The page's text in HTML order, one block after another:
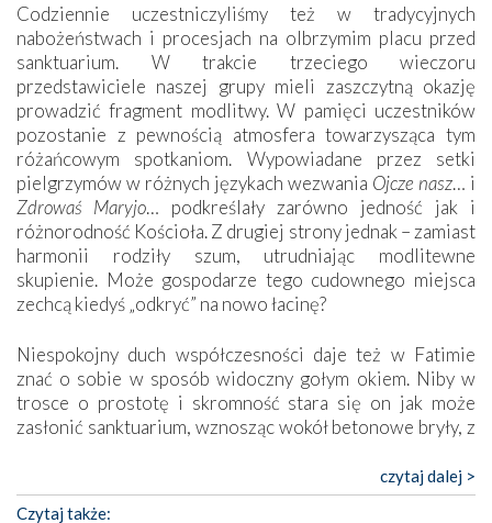
Codziennie uczestniczyliśmy też w tradycyjnych
nabożeństwach i procesjach na olbrzymim placu przed
sanktuarium. W trakcie trzeciego wieczoru
przedstawiciele naszej grupy mieli zaszczytną okazję
prowadzić fragment modlitwy. W pamięci uczestników
pozostanie z pewnością atmosfera towarzysząca tym
różańcowym spotkaniom. Wypowiadane przez setki
pielgrzymów w różnych językach wezwania Ojcze nasz… i
Zdrowaś Maryjo… podkreślały zarówno jedność jak i
różnorodność Kościoła. Z drugiej strony jednak – zamiast
harmonii rodziły szum, utrudniając modlitewne
skupienie. Może gospodarze tego cudownego miejsca
zechcą kiedyś „odkryć” na nowo łacinę?
Niespokojny duch współczesności daje też w Fatimie
znać o sobie w sposób widoczny gołym okiem. Niby w
trosce o prostotę i skromność stara się on jak może
zasłonić sanktuarium, wznosząc wokół betonowe bryły, z
katolickiego kultu. Tylko co wspólnego z żywą,
autentyczną wiarą mogą mieć płaskie, szare bunkry albo
czytaj dalej >
Czytaj także: